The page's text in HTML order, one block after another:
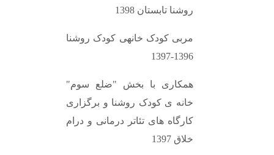
روشنا تابستان 1398
مربی کودک خانهی کودک روشنا
1396-1397
همکاری با بخش "ضلع سوم"
خانه ی کودک روشنا و برگزاری
کارگاه های تئاتر درمانی و درام
خلاق 1397